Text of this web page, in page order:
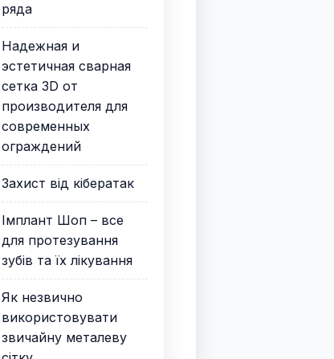
ряда
Надежная и
эстетичная сварная
сетка 3D от
производителя для
современных
ограждений
Захист від кібератак
Імплант Шоп – все
для протезування
зубів та їх лікування
Як незвично
використовувати
звичайну металеву